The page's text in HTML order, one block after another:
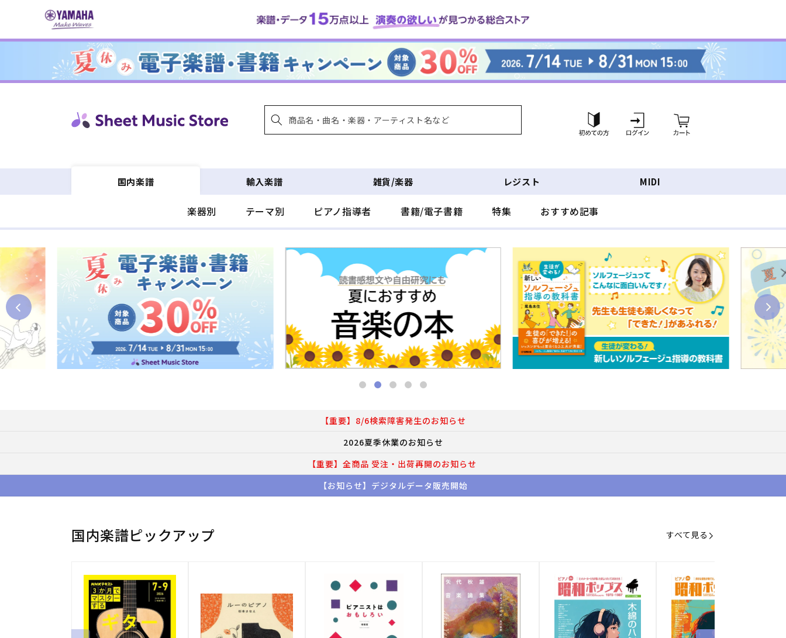
ンツに
グ
イ
ー
ト
国内楽譜
楽器別 テーマ別 ピアノ指導者 書籍/電子書籍 特集 おすすめ記事
輸入楽譜 雑貨/楽器 レジスト MIDI
【重要】8/6検索障害発生のお知らせ
2026夏季休業のお知らせ
【重要】全商品 受注・出荷再開のお知らせ
【お知らせ】デジタルデータ販売開始
国内楽譜ピックアップ すべて見る